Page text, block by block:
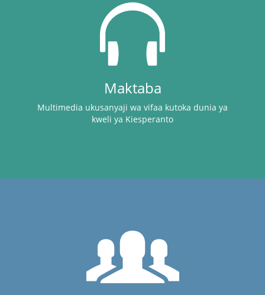
Maktaba
Multimedia ukusanyaji wa vifaa kutoka dunia ya
kweli ya Kiesperanto